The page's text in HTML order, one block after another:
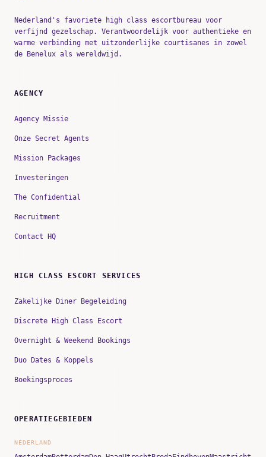
Nederland's favoriete high class escortbureau voor
verfijnd gezelschap. Verantwoordelijk voor authentieke en
warme verbinding met uitzonderlijke courtisanes in zowel
de Benelux als wereldwijd.
AGENCY
Agency Missie
Onze Secret Agents
Mission Packages
Investeringen
The Confidential
Recruitment
Contact HQ
HIGH CLASS ESCORT SERVICES
Zakelijke Diner Begeleiding
Discrete High Class Escort
Overnight & Weekend Bookings
Duo Dates & Koppels
Boekingsproces
OPERATIEGEBIEDEN
NEDERLAND